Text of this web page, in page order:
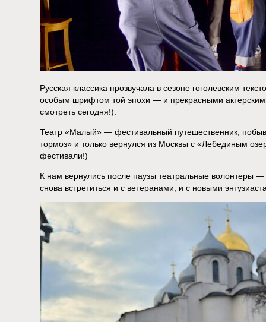
Русская классика прозвучала в сезоне гоголевским
особым шрифтом той эпохи — и прекрасными
смотреть сегодня!).
Театр «Малый» — фестивальный путешественник,
тормоз» и только вернулся из Москвы с «Лебединым
фестивали!)
К нам вернулись после паузы театральные волонтеры
снова встретиться и с ветеранами, и с новыми